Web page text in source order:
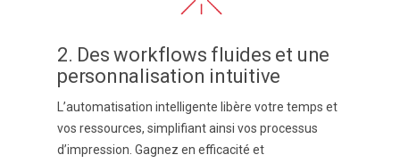
2. Des workflows fluides et une
personnalisation intuitive
L’automatisation intelligente libère votre temps et
vos ressources, simplifiant ainsi vos processus
d’impression. Gagnez en efficacité et